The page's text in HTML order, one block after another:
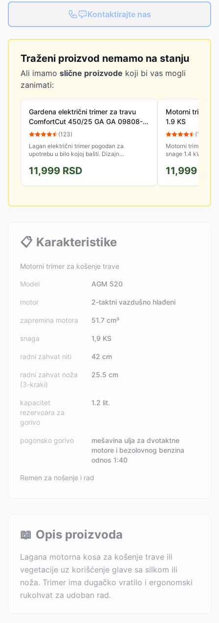
Kontaktirajte nas
Traženi proizvod nemamo na stanju
Ali imamo slične proizvode koji bi vas mogli
zanimati:
Gardena električni trimer za travu
ComfortCut 450/25 GA GA 09808-
20
(123)
Lagan električni trimer pogodan za
upotrebu u bilo kojoj bašti. Dizajn
drške. Idealan za redovno održavanje...
11,999 RSD
Motorni trimer
1.9 KS
(15
Motorni trimer za
snage 1.4 kW.
Pogodan je za
11,999
📋 Karakteristike
Motorni trimer za košenje trave
Model AGM 520
motor 2-taktni vazdušno hlađeni
zapremina motora 51.7 cm³
snaga 1,9 KS
radni zahvat niti 42 cm
radni zahvat noža
(3-kraki)
25.5 cm
kapacitet
rezervoara za
gorivo
1.2 lit.
pogonsko gorivo
mešavina ulja za dvotaktne
motore i bezolovnog benzina
odnos 1:40
Remen za nošenje i rad
📖 Opis proizvoda
Lagana motorna kosa za košenje trave ili
vegetacije uz korišćenje glave sa silkom ili
noža. Trimer ima dugačko vratilo i ergonomski
rukohvat za udoban rad.